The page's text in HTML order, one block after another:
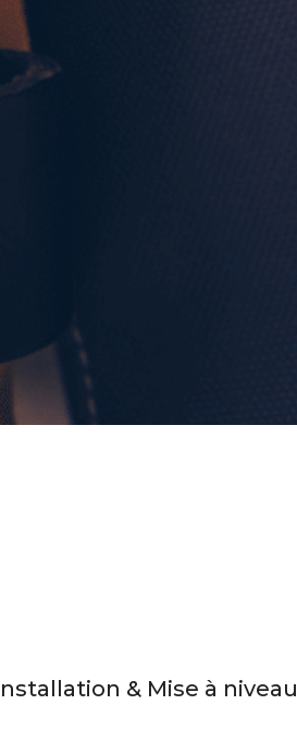
& Mise à niveau